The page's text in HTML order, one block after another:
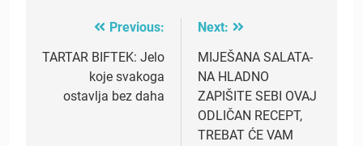
navigation
Previous:
TARTAR BIFTEK: Jelo
koje svakoga
ostavlja bez daha
Next:
MIJEŠANA SALATA-
NA HLADNO
ZAPIŠITE SEBI OVAJ
ODLIČAN RECEPT,
TREBAT ĆE VAM